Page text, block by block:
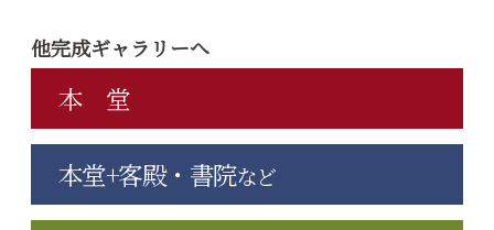
他完成ギャラリーへ
本 堂
本堂+客殿・書院など